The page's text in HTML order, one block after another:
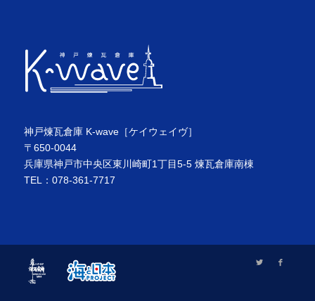
神戸煉瓦倉庫 K-wave［ケイウェイヴ］
〒650-0044
兵庫県神戸市中央区東川崎町1丁目5-5 煉瓦倉庫南棟
TEL：078-361-7717